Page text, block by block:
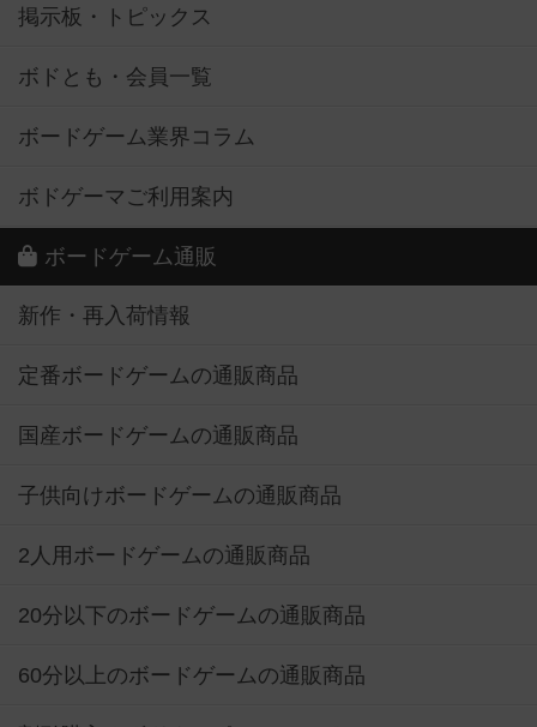
掲示板・トピックス
ボドとも・会員一覧
ボードゲーム業界コラム
ボドゲーマご利用案内
ボードゲーム通販
新作・再入荷情報
定番ボードゲームの通販商品
国産ボードゲームの通販商品
子供向けボードゲームの通販商品
2人用ボードゲームの通販商品
20分以下のボードゲームの通販商品
60分以上のボードゲームの通販商品